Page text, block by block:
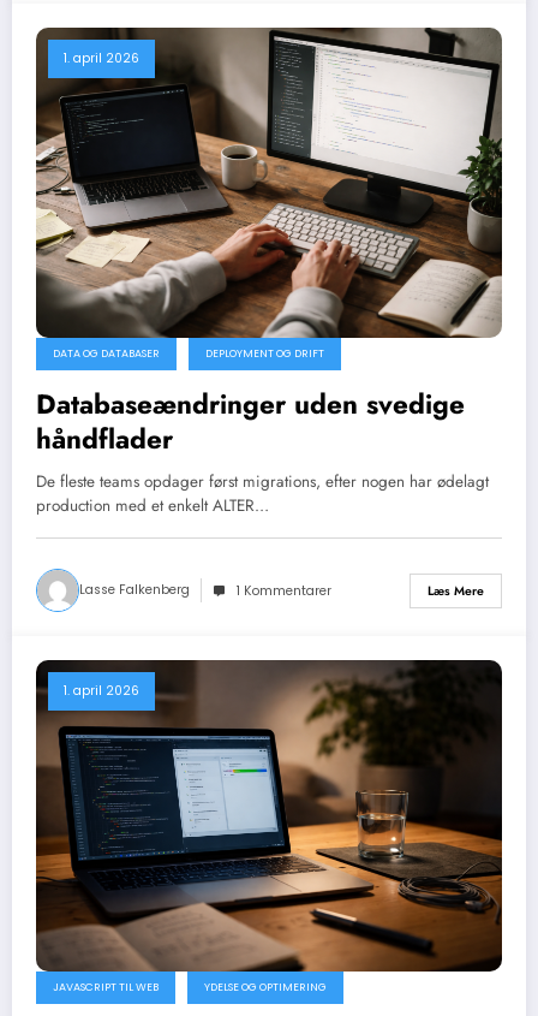
1. april 2026
DATA OG DATABASER DEPLOYMENT OG DRIFT
Databaseændringer uden svedige
håndflader
De fleste teams opdager først migrations, efter nogen har ødelagt
production med et enkelt ALTER…
Lasse Falkenberg 1 Kommentarer Læs Mere
1. april 2026
JAVASCRIPT TIL WEB YDELSE OG OPTIMERING